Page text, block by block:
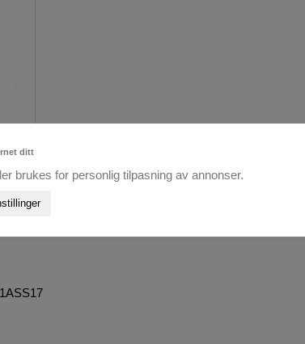
ditt
brukes for personlig tilpasning av annonser.